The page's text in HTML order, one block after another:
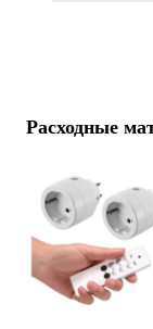
Расходные